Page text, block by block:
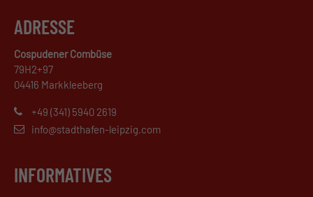
ADRESSE
Cospudener Combüse
79H2+97
04416 Markkleeberg
+49 (341) 5940 2619
info@stadthafen-leipzig.com
INFORMATIVES